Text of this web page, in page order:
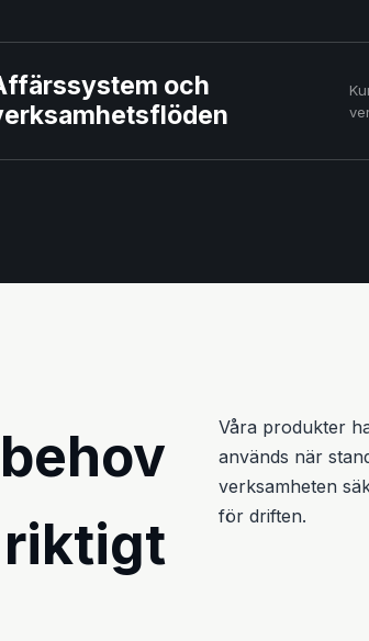
och
riktigt
Våra produkter
används när
verksamheten
för driften.